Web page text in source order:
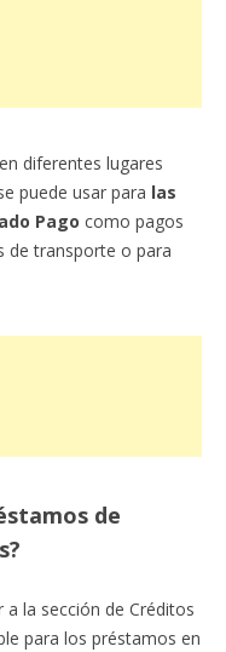
diferentes lugares
puede usar para las
Pago como pagos
de transporte o para
de
la sección de Créditos
para los préstamos en